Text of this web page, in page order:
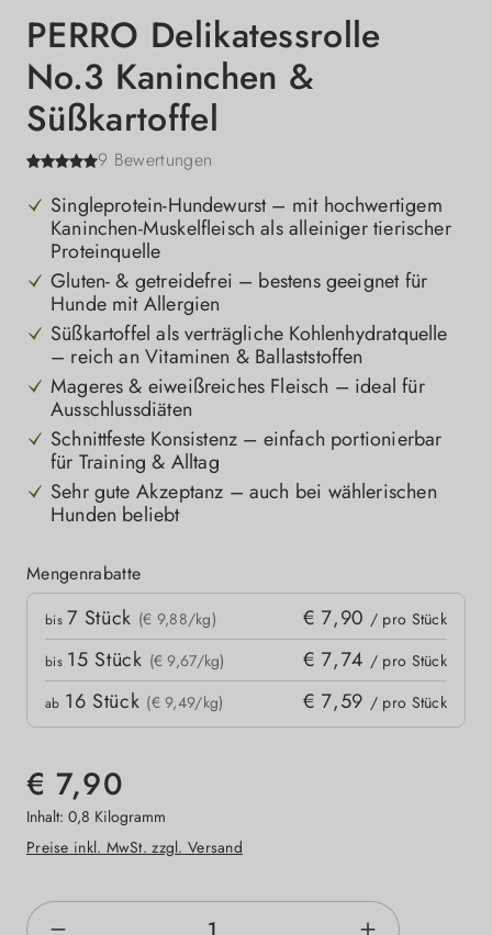
PERRO Delikatessrolle
No.3 Kaninchen &
Süßkartoffel
9 Bewertungen
Singleprotein-Hundewurst – mit hochwertigem
Kaninchen-Muskelfleisch als alleiniger tierischer
Proteinquelle
Gluten- & getreidefrei – bestens geeignet für
Hunde mit Allergien
Süßkartoffel als verträgliche Kohlenhydratquelle
– reich an Vitaminen & Ballaststoffen
Mageres & eiweißreiches Fleisch – ideal für
Ausschlussdiäten
Schnittfeste Konsistenz – einfach portionierbar
für Training & Alltag
Sehr gute Akzeptanz – auch bei wählerischen
Hunden beliebt
Mengenrabatte
Mengenrabatte
bis 7 Stück (€ 9,88/kg) € 7,90 / pro Stück
bis 15 Stück (€ 9,67/kg) € 7,74 / pro Stück
ab 16 Stück (€ 9,49/kg) € 7,59 / pro Stück
€ 7,90
Inhalt: 0,8 Kilogramm
Preise inkl. MwSt. zzgl. Versand
Produkt Anzahl: Gib den gewünschten